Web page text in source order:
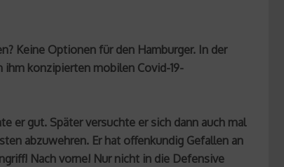
Keine Optionen für den Hamburger. In der
konzipierten mobilen Covid-19-
er gut. Später versuchte er sich dann auch mal
abzuwehren. Er hat offenkundig Gefallen an
Nach vorne! Nur nicht in die Defensive